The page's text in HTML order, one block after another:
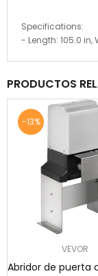
Specifications:
- Length: 105.0 in,
PRODUCTOS
-13%
VEVOR